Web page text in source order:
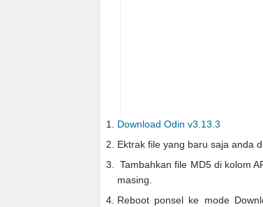
Download Odin v3.13.3
Ektrak file yang baru saja anda
Tambahkan file MD5 di kolom
masing.
Reboot ponsel ke mode